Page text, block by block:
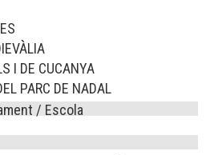
I DE CUCANYA
PARC DE NADAL
/ Escola